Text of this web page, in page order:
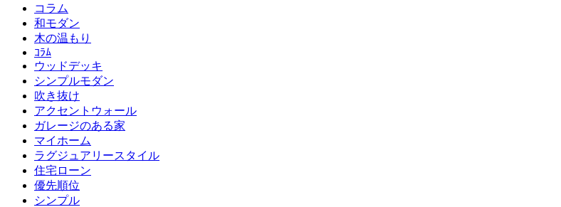
コラム
和モダン
木の温もり
ｺﾗﾑ
ウッドデッキ
シンプルモダン
吹き抜け
アクセントウォール
ガレージのある家
マイホーム
ラグジュアリースタイル
住宅ローン
優先順位
シンプル